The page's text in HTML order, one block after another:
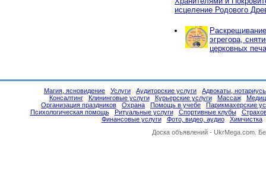
исцеление Родового
эгрегора,
церковных
Магия, ясновидение Услуги Аудиторские услуги
Адвокаты,
Консалтинг
Клининговые услуги Курьерские услуги Массаж
Организация праздников
Охрана Помощь в учебе
Парикмахерские
Психологическая помощь
Ритуальные услуги Спортивные клубы
Финансовые услуги
Фото, видео, аудио
Химчистка
Доска объявлений - UkrMega.com.